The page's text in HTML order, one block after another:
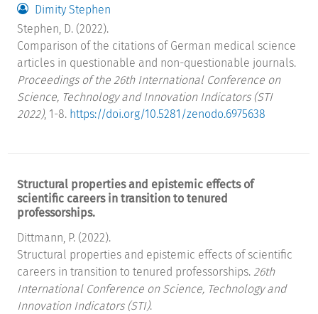
Dimity Stephen
Stephen, D. (2022).
Comparison of the citations of German medical science
articles in questionable and non-questionable journals.
Proceedings of the 26th International Conference on
Science, Technology and Innovation Indicators (STI
2022), 1-8. https://doi.org/10.5281/zenodo.6975638
Structural properties and epistemic effects of
scientific careers in transition to tenured
professorships.
Dittmann, P. (2022).
Structural properties and epistemic effects of scientific
careers in transition to tenured professorships. 26th
International Conference on Science, Technology and
Innovation Indicators (STI).